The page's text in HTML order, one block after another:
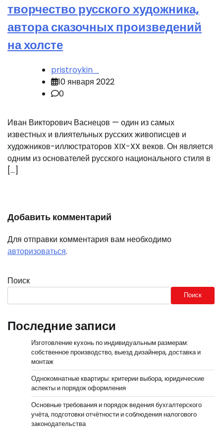
творчество русского художника,
автора сказочных произведений
на холсте
pristroykin_
10 января 2022
0
Иван Викторович Васнецов — один из самых
известных и влиятельных русских живописцев и
художников-иллюстраторов XIX-XX веков. Он является
одним из основателей русского национального стиля в
[…]
Добавить комментарий
Для отправки комментария вам необходимо
авторизоваться.
Поиск
Поиск
Последние записи
Изготовление кухонь по индивидуальным размерам:
собственное производство, выезд дизайнера, доставка и
монтаж
Однокомнатные квартиры: критерии выбора, юридические
аспекты и порядок оформления
Основные требования и порядок ведения бухгалтерского
учёта, подготовки отчётности и соблюдения налогового
законодательства